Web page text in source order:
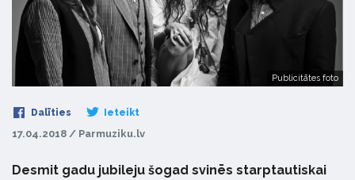
Publicitātes foto
Dalīties Ieteikt
17.04.2018 / Parmuziku.lv
Desmit gadu jubileju šogad svinēs starptautiskai